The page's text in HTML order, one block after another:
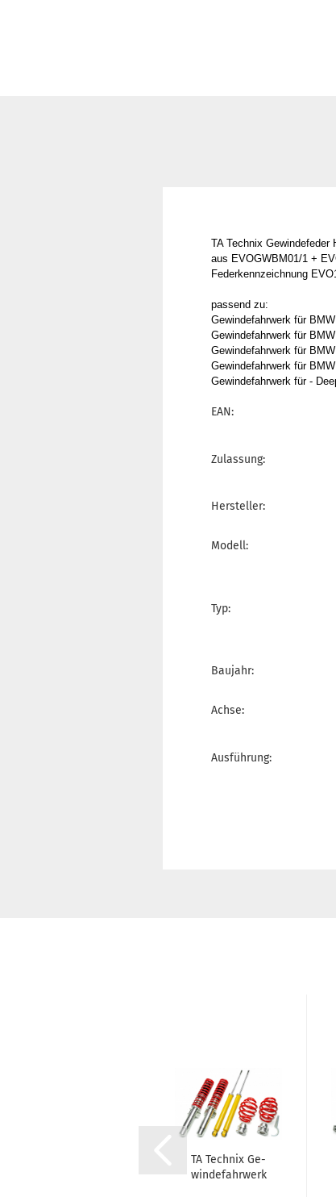
TA Technix Gewindefeder
aus EVOGWBM01/1 +
Federkennzeichnung
passend zu:
Gewindefahrwerk für
Gewindefahrwerk für
Gewindefahrwerk für
Gewindefahrwerk für
Gewindefahrwerk für -
EAN:
Zulassung:
Hersteller:
Modell:
Typ:
Baujahr:
Achse:
Ausführung:
TA Tech­nix Ge­
win­de­fahr­werk